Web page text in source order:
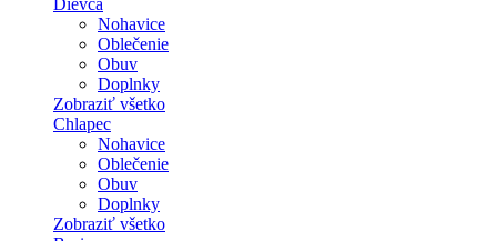
Dievča
Nohavice
Oblečenie
Obuv
Doplnky
Zobraziť všetko
Chlapec
Nohavice
Oblečenie
Obuv
Doplnky
Zobraziť všetko